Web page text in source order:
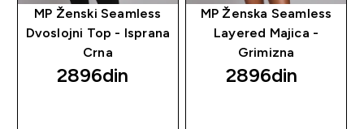
MP Ženski Seamless
Dvoslojni Top - Isprana
Crna
2896din‎
MP Ženska Seamless
Layered Majica -
Grimizna
2896din‎